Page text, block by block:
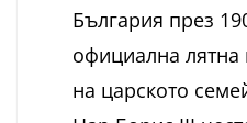
България през
официална лятна
на царското